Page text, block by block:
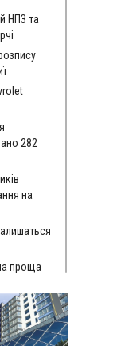
НПЗ та
282
на
проща
стати
суду